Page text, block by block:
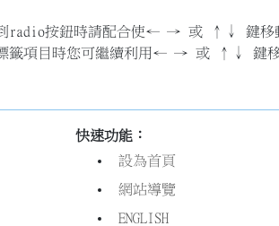
到radio按鈕時請配合使← → 或 ↑↓ 鍵移
籤項目時您可繼續利用← → 或 ↑↓ 鍵移
快速功能：
設為首頁
網站導覽
ENGLISH